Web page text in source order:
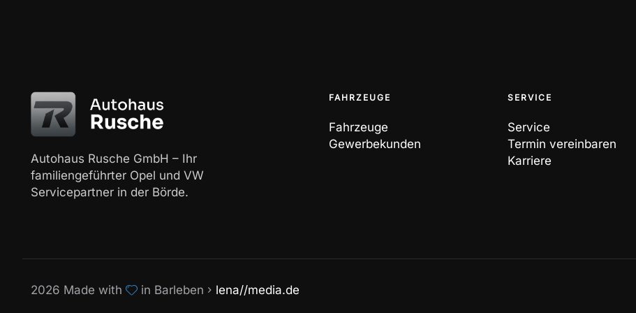
Autohaus Rusche GmbH – Ihr
familiengeführter Opel und VW
Servicepartner in der Börde.
FAHRZEUGE
Fahrzeuge
Gewerbekunden
SERVICE
Service
Termin vereinbaren
Karriere
2026 Made with in Barleben lena//media.de